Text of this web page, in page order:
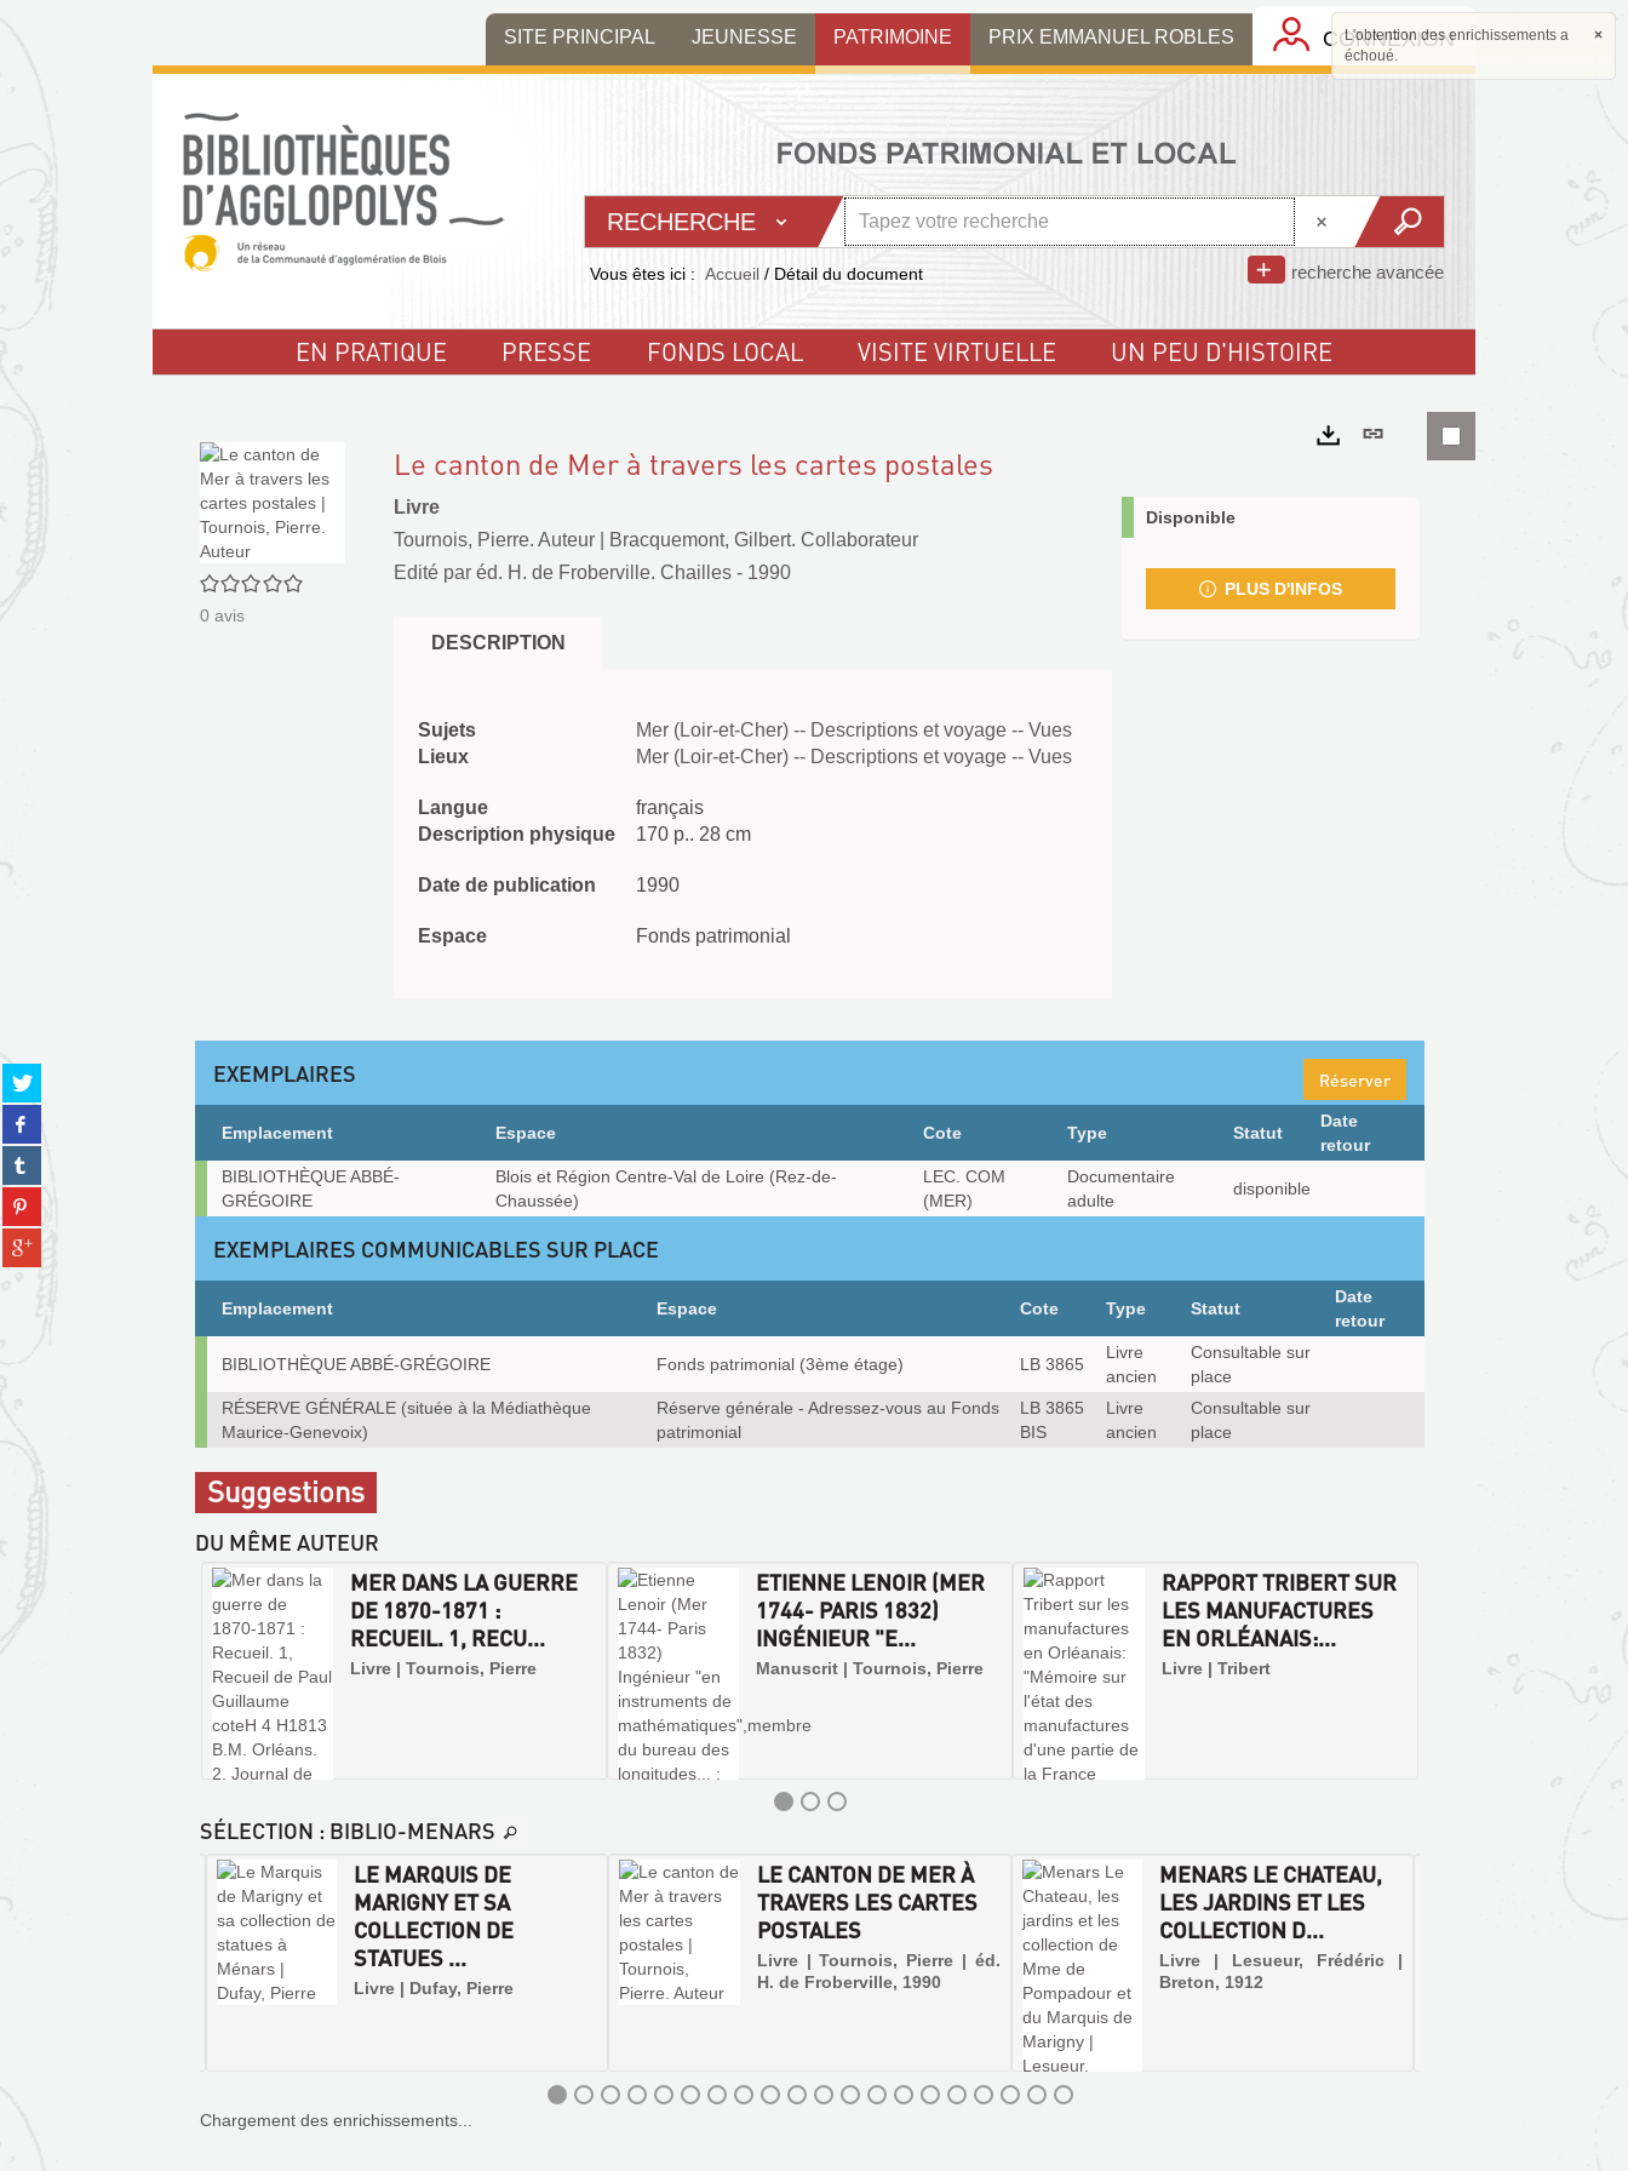
menu
contenu
la
SITE PRINCIPAL JEUNESSE PATRIMOINE PRIX EMMANUEL ROBLES CONNEXION
RECHERCHE
recherche avancée
Vous êtes ici : Accueil / Détail du document
EN PRATIQUE PRESSE FONDS LOCAL VISITE VIRTUELLE UN PEU D'HISTOIRE
Partager
sur
twitter
(Nouvelle
fenêtre)
Partager
sur
facebook
(Nouvelle
fenêtre)
Partager
sur
tumblr
(Nouvelle
fenêtre)
Partager
sur
pinterest
(Nouvelle
Partager
sur
0/5
0 avis
Le canton de Mer à travers les cartes postales
Livre
Tournois, Pierre. Auteur
Bracquemont, Gilbert. Collaborateur
Edité par éd. H. de Froberville. Chailles - 1990
DESCRIPTION
Sujets
Mer (Loir-et-Cher) -- Descriptions et voyage -- Vues
Lieux
Mer (Loir-et-Cher) -- Descriptions et voyage -- Vues
Langue
français
Description physique
170 p.. 28 cm
Date de publication 1990
Espace Fonds patrimonial
Lien
Disponible
PLUS D'INFOS
EXEMPLAIRES Réserver
Exemplaires
Emplacement Espace Cote Type Statut
Date
retour
BIBLIOTHÈQUE ABBÉ-
GRÉGOIRE
Blois et Région Centre-Val de Loire (Rez-de-
Chaussée)
LEC. COM
(MER)
Documentaire
adulte
disponible
EXEMPLAIRES COMMUNICABLES SUR PLACE
communicables
place
Emplacement Espace Cote Type Statut
Date
retour
BIBLIOTHÈQUE ABBÉ-GRÉGOIRE Fonds patrimonial (3ème étage) LB 3865
Livre
ancien
Consultable sur
place
RÉSERVE GÉNÉRALE (située à la Médiathèque
Maurice-Genevoix)
Réserve générale - Adressez-vous au Fonds
patrimonial
LB 3865
BIS
Livre
ancien
Consultable sur
place
Suggestions
DU MÊME AUTEUR
ETIENNE LENOIR (MER
1744- PARIS 1832)
INGÉNIEUR "E...
Manuscrit | Tournois, Pierre
RAPPORT TRIBERT SUR
LES MANUFACTURES
EN ORLÉANAIS:...
Livre | Tribert
MER DANS LA GUERRE
DE 1870-1871 :
RECUEIL. 1, RECU...
Livre | Tournois, Pierre
SÉLECTION : BIBLIO-MENARS
LE CANTON DE MER À
TRAVERS LES CARTES
POSTALES
Livre | Tournois, Pierre | éd.
H. de Froberville, 1990
MENARS LE CHATEAU,
LES JARDINS ET LES
COLLECTION D...
Livre | Lesueur, Frédéric |
Breton, 1912
LE MARQUIS DE
MARIGNY ET SA
COLLECTION DE
STATUES ...
Livre | Dufay, Pierre
Chargement des enrichissements...
×
L'obtention des enrichissements a
échoué.